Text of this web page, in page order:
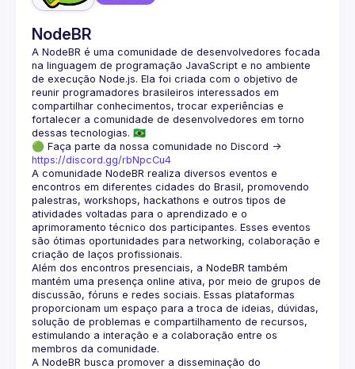
NodeBR
A NodeBR é uma comunidade de desenvolvedores focada
na linguagem de programação JavaScript e no ambiente
de execução Node.js. Ela foi criada com o objetivo de
reunir programadores brasileiros interessados em
compartilhar conhecimentos, trocar experiências e
fortalecer a comunidade de desenvolvedores em torno
🟢 Faça parte da nossa comunidade no Discord ->
https://discord.gg/rbNpcCu4
A comunidade NodeBR realiza diversos eventos e
encontros em diferentes cidades do Brasil, promovendo
palestras, workshops, hackathons e outros tipos de
atividades voltadas para o aprendizado e o
aprimoramento técnico dos participantes. Esses eventos
são ótimas oportunidades para networking, colaboração e
Além dos encontros presenciais, a NodeBR também
mantém uma presença online ativa, por meio de grupos de
discussão, fóruns e redes sociais. Essas plataformas
proporcionam um espaço para a troca de ideias, dúvidas,
solução de problemas e compartilhamento de recursos,
estimulando a interação e a colaboração entre os
A NodeBR busca promover a disseminação do